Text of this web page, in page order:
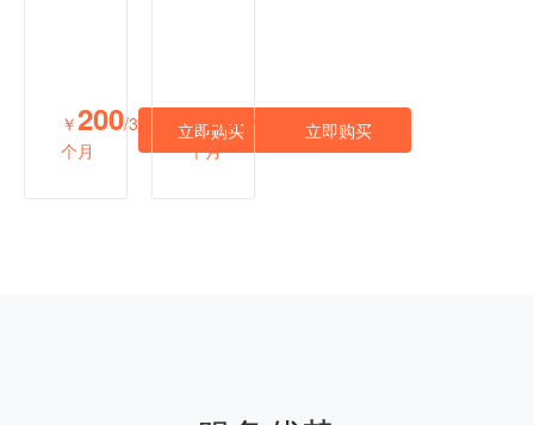
￥200/3
个月
立即购买
￥200/3
个月
立即购买